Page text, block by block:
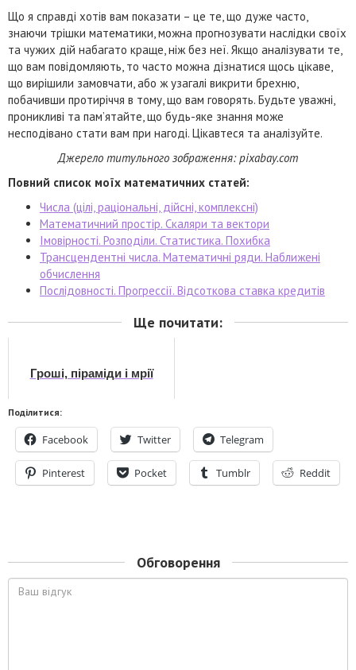
Що я справді хотів вам показати – це те, що дуже часто,
знаючи трішки математики, можна прогнозувати наслідки своїх
та чужих дій набагато краще, ніж без неї. Якщо аналізувати те,
що вам повідомляють, то часто можна дізнатися щось цікаве,
що вирішили замовчати, або ж узагалі викрити брехню,
побачивши протиріччя в тому, що вам говорять. Будьте уважні,
проникливі та пам’ятайте, що будь-яке знання може
несподівано стати вам при нагоді. Цікавтеся та аналізуйте.
Джерело титульного зображення: pixabay.com
Повний список моїх математичних статей:
Числа (цілі, раціональні, дійсні, комплексні)
Математичний простір. Скаляри та вектори
Імовірності. Розподіли. Статистика. Похибка
Трансцендентні числа. Математичні ряди. Наближені
обчислення
Послідовності. Прогрессії. Відсоткова ставка кредитів
Ще почитати:
Гроші, піраміди і мрії
Поділитися:
Facebook Twitter Telegram
Pinterest Pocket Tumblr Reddit
Обговорення